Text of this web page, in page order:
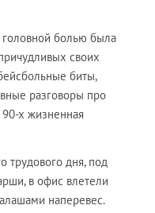
болью была
своих
биты,
разговоры про
90-х жизненная
трудового дня, под
в офис влетели
наперевес.